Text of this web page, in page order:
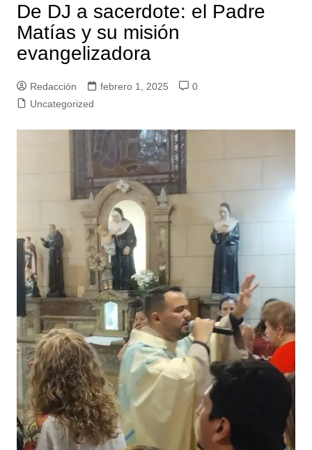
De DJ a sacerdote: el Padre
Matías y su misión
evangelizadora
Redacción febrero 1, 2025
0
Uncategorized